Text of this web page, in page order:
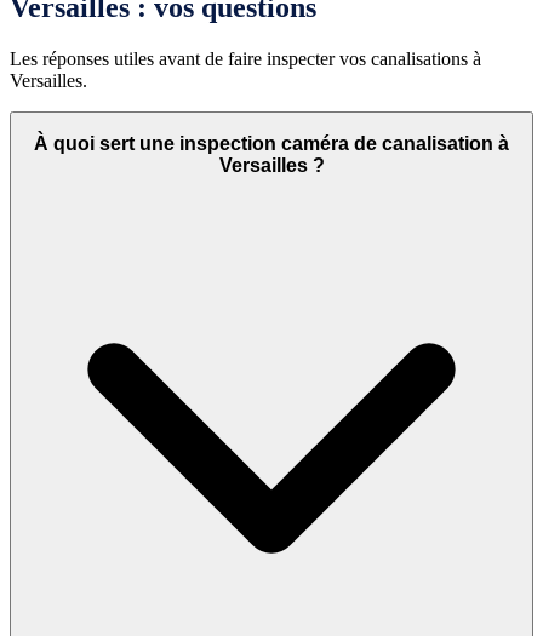
Versailles : vos questions
Les réponses utiles avant de faire inspecter vos canalisations à
Versailles.
À quoi sert une inspection caméra de canalisation à
Versailles ?